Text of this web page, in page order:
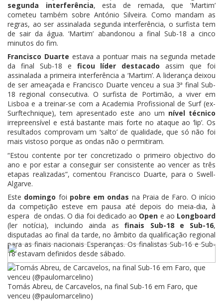
segunda interferência, esta de remada, que ‘Martim’
cometeu também sobre António Silveira. Como mandam as
regras, ao ser assinalada segunda interferência, o surfista tem
de sair da água. ‘Martim’ abandonou a final Sub-18 a cinco
minutos do fim.
Francisco Duarte estava a pontuar mais na segunda metade
da final Sub-18 e ficou líder destacado assim que foi
assinalada a primeira interferência a ‘Martim’. A liderança deixou
de ser ameaçada e Francisco Duarte venceu a sua 3ª final Sub-
18 regional consecutiva. O surfista de Portimão, a viver em
Lisboa e a treinar-se com a Academia Profissional de Surf (ex-
Surftechnique), tem apresentado este ano um nível técnico
irrepreensível e está bastante mais forte no ataque ao ‘lip’. Os
resultados comprovam um ‘salto’ de qualidade, que só não foi
mais vistoso porque as ondas não o permitiram.
“Estou contente por ter concretizado o primeiro objectivo do
ano e por estar a conseguir ser consistente ao vencer as três
etapas realizadas”, comentou Francisco Duarte, para o Swell-
Algarve.
Este domingo foi pobre em ondas na Praia de Faro. O início
da competição esteve em pausa até depois do meia-dia, à
espera de ondas. O dia foi dedicado ao Open e ao Longboard
(ler notícia), incluindo ainda asfinais Sub-18 e Sub-16,
disputadas ao final da tarde, no âmbito da qualificação regional
para as finais nacionais Esperanças. Os finalistas Sub-16 e Sub-
18 estavam definidos desde sábado.
Tomás Abreu, de Carcavelos, na final Sub-16 em Faro, que
venceu (@paulomarcelino)